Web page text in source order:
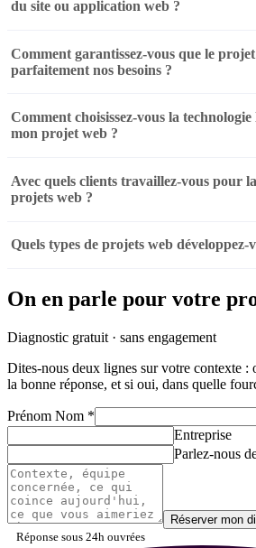
du site ou application web ?
Comment garantissez-vous que le
parfaitement nos besoins ?
Comment choisissez-vous la
mon projet web ?
Avec quels clients travaillez-vous pour
projets web ?
Quels types de projets web développez-
On en parle pour votre
Diagnostic gratuit · sans engagement
Dites-nous deux lignes sur votre contexte :
la bonne réponse, et si oui, dans quelle
Prénom Nom *
Entreprise
Parlez-nous
Réserver mon
Réponse sous 24h ouvrées